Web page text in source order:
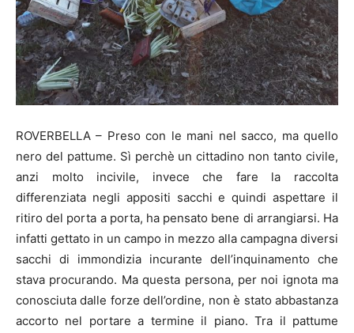
ROVERBELLA – Preso con le mani nel sacco, ma quello
nero del pattume. Sì perchè un cittadino non tanto civile,
anzi molto incivile, invece che fare la raccolta
differenziata negli appositi sacchi e quindi aspettare il
ritiro del porta a porta, ha pensato bene di arrangiarsi. Ha
infatti gettato in un campo in mezzo alla campagna diversi
sacchi di immondizia incurante dell’inquinamento che
stava procurando. Ma questa persona, per noi ignota ma
conosciuta dalle forze dell’ordine, non è stato abbastanza
accorto nel portare a termine il piano. Tra il pattume